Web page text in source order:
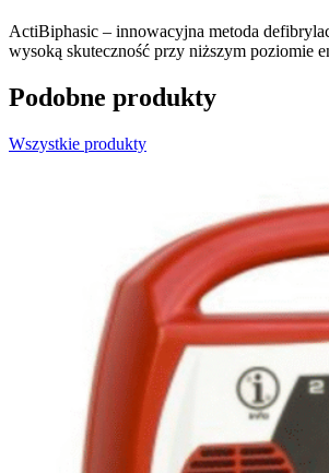
ActiBiphasic – innowacyjna metoda
wysoką skuteczność przy niższym poziomie
Podobne produkty
Wszystkie produkty